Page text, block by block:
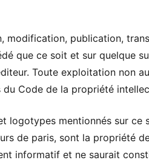
modification, publication,
que ce soit et sur quelque
Toute exploitation non
Code de la propriété
logotypes mentionnés sur ce
de paris, sont la propriété
informatif et ne saurait